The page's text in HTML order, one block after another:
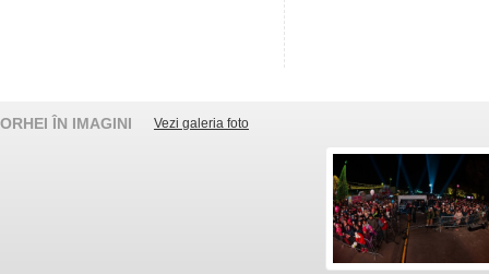
ORHEI ÎN IMAGINI Vezi galeria foto